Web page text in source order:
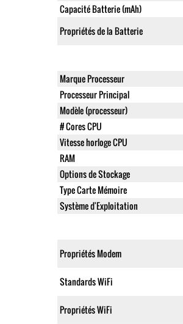
Capacité Batterie (mAh)
Propriétés de la Batterie
Marque Processeur
Processeur Principal
Modèle (processeur)
# Cores CPU
Vitesse horloge CPU
RAM
Options de Stockage
Type Carte Mémoire
Système d'Exploitation
Propriétés Modem
Standards WiFi
Propriétés WiFi